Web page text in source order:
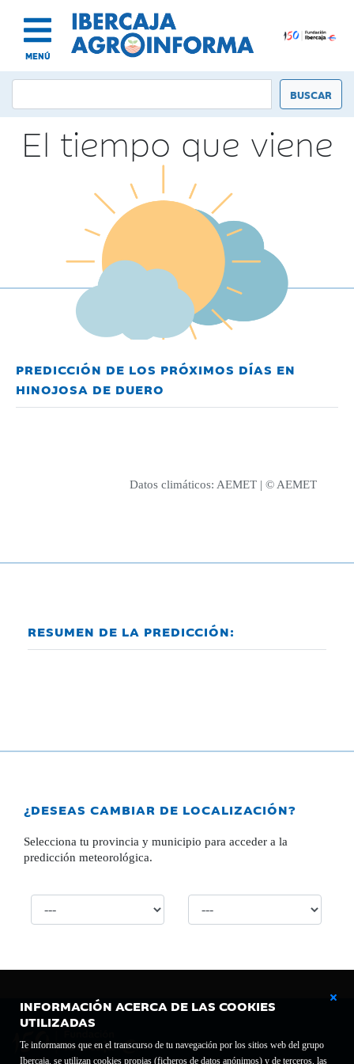
MENÚ
INFORMACIÓN ACERCA DE LAS COOKIES
UTILIZADAS
Te informamos que en el transcurso de tu navegación por los sitios web del grupo
Ibercaja, se utilizan cookies propias (ficheros de datos anónimos) y de terceros, las
El tiempo que viene
PREDICCIÓN DE LOS PRÓXIMOS DÍAS EN
HINOJOSA DE DUERO
Datos climáticos: AEMET | © AEMET
RESUMEN DE LA PREDICCIÓN:
¿DESEAS CAMBIAR DE LOCALIZACIÓN?
Selecciona tu provincia y municipio para acceder a la
predicción meteorológica.